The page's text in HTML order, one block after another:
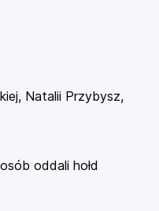
Natalii Przybysz,
oddali hołd